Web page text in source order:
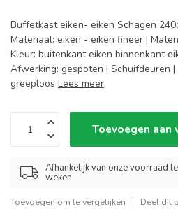
Buffetkast eiken- eiken Schagen
Materiaal: eiken - eiken fineer |
Kleur: buitenkant eiken binnenkant
Afwerking: gespoten | Schuifdeuren
greeploos Lees meer.
Toevoegen aan
Afhankelijk van onze voorraad
weken
Toevoegen om te vergelijken Deel dit